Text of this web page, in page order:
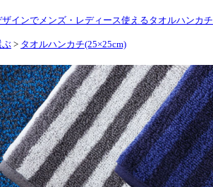
インでメンズ・レディース使えるタオルハンカチ
ぶ > タオルハンカチ(25×25cm)